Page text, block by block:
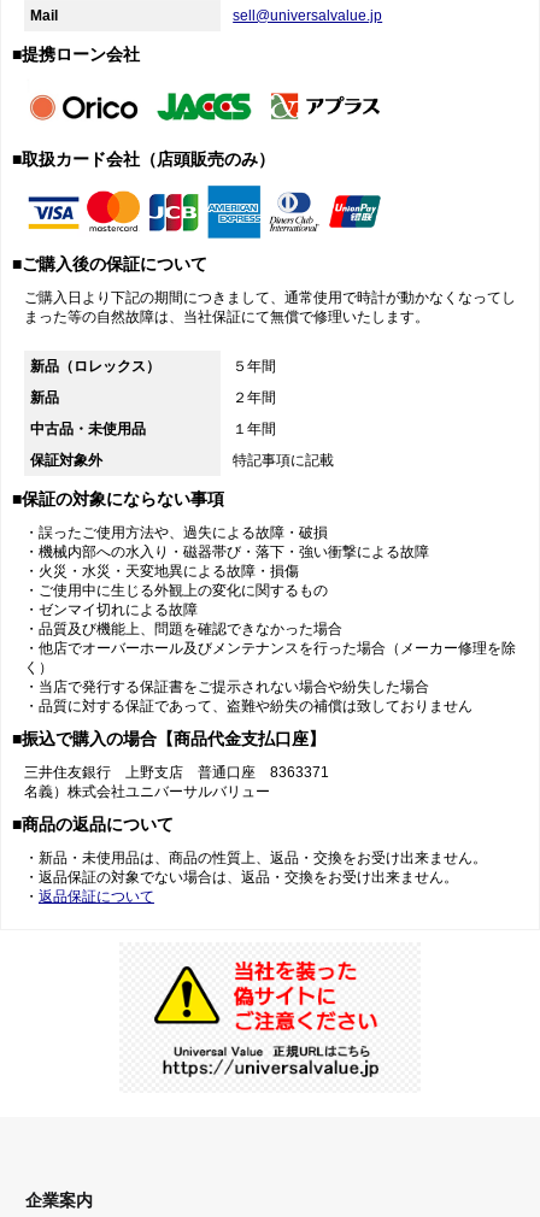
Mail sell@universalvalue.jp
■提携ローン会社
■取扱カード会社（店頭販売のみ）
■ご購入後の保証について
ご購入日より下記の期間につきまして、通常使用で時計が動かなくなってし
まった等の自然故障は、当社保証にて無償で修理いたします。
新品（ロレックス）
５年間
新品
２年間
中古品・未使用品
１年間
保証対象外
特記事項に記載
■保証の対象にならない事項
・誤ったご使用方法や、過失による故障・破損
・機械内部への水入り・磁器帯び・落下・強い衝撃による故障
・火災・水災・天変地異による故障・損傷
・ご使用中に生じる外観上の変化に関するもの
・ゼンマイ切れによる故障
・品質及び機能上、問題を確認できなかった場合
・他店でオーバーホール及びメンテナンスを行った場合（メーカー修理を除
く）
・当店で発行する保証書をご提示されない場合や紛失した場合
・品質に対する保証であって、盗難や紛失の補償は致しておりません
■振込で購入の場合【商品代金支払口座】
三井住友銀行 上野支店 普通口座 8363371
名義）株式会社ユニバーサルバリュー
■商品の返品について
・新品・未使用品は、商品の性質上、返品・交換をお受け出来ません。
・返品保証の対象でない場合は、返品・交換をお受け出来ません。
・ 返品保証について
企業案内